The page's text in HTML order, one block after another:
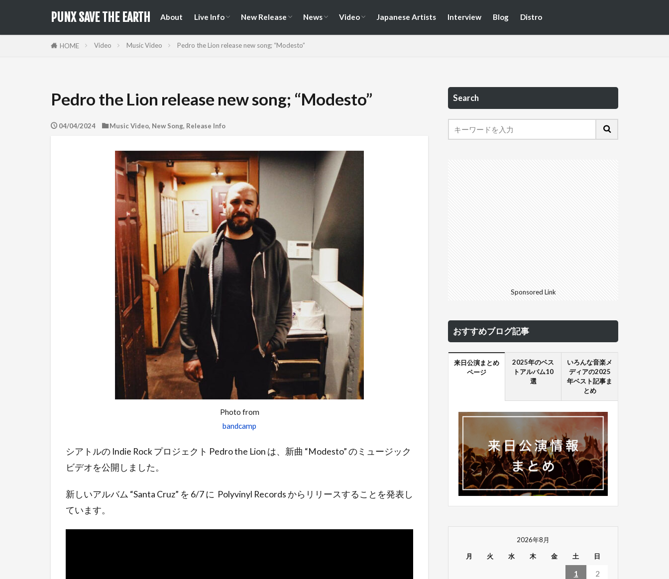
PUNX SAVE THE EARTH About Live Info New Release News Video Japanese Artists Interview Blog Distro
HOME Video Music Video Pedro the Lion release new song; “Modesto”
Pedro the Lion release new song; “Modesto”
04/04/2024 Music Video, New Song, Release Info
Photo from
bandcamp
シアトルの Indie Rock プロジェクト Pedro the Lion は、新曲 “Modesto” のミュージック
ビデオを公開しました。
新しいアルバム “Santa Cruz” を 6/7 に Polyvinyl Records からリリースすることを発表し
ています。
Search
Sponsored Link
おすすめブログ記事
来日公演まとめ
ページ
2025年のベス
トアルバム10
選
いろんな音楽メ
ディアの2025
年ベスト記事ま
とめ
2026年8月
月 火 水 木 金 土 日
1
2